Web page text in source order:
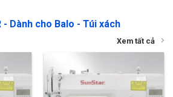
- Dành cho Balo - Túi xách
Xem tất cả